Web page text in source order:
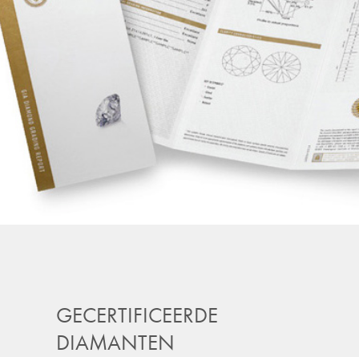
GECERTIFICEERDE
DIAMANTEN